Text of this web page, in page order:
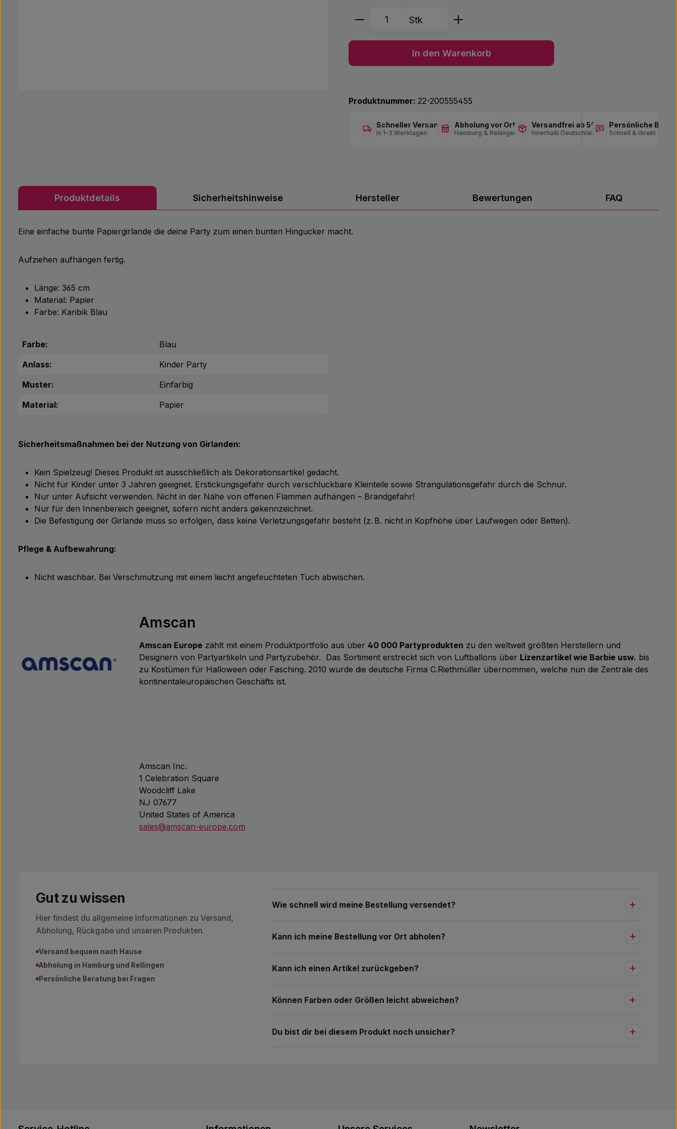
Produkt Anzahl: Gib den gewünschten Wert ein oder
Stk
In den Warenkorb
Produktnummer: 22-200555455
Schneller Versand
In 1–3 Werktagen
Abholung vor Ort
Hamburg & Rellingen
Versandfrei ab 50 €
Innerhalb Deutschlands
Persönliche
Schnell & direkt
Produktdetails Sicherheitshinweise Hersteller Bewertungen FAQ
Eine einfache bunte Papiergirlande die deine Party zum einen bunten Hingucker macht.
Aufziehen aufhängen fertig.
Länge: 365 cm
Material: Papier
Farbe: Karibik Blau
Farbe:
Blau
Anlass:
Kinder Party
Muster:
Einfarbig
Material:
Papier
Sicherheitsmaßnahmen bei der Nutzung von Girlanden:
Kein Spielzeug! Dieses Produkt ist ausschließlich als Dekorationsartikel gedacht.
Nicht für Kinder unter 3 Jahren geeignet. Erstickungsgefahr durch verschluckbare Kleinteile sowie Strangulationsgefahr durch die Schnur.
Nur unter Aufsicht verwenden. Nicht in der Nähe von offenen Flammen aufhängen – Brandgefahr!
Nur für den Innenbereich geeignet, sofern nicht anders gekennzeichnet.
Die Befestigung der Girlande muss so erfolgen, dass keine Verletzungsgefahr besteht (z. B. nicht in Kopfhöhe über Laufwegen oder Betten).
Pflege & Aufbewahrung:
Nicht waschbar. Bei Verschmutzung mit einem leicht angefeuchteten Tuch abwischen.
Amscan
Amscan Europe zählt mit einem Produktportfolio aus über 40 000 Partyprodukten zu den weltweit größten Herstellern und
Designern von Partyartikeln und Partyzubehör. Das Sortiment erstreckt sich von Luftballons über Lizenzartikel wie Barbie usw. bis
zu Kostümen für Halloween oder Fasching. 2010 wurde die deutsche Firma C.Riethmüller übernommen, welche nun die Zentrale des
kontinentaleuropäischen Geschäfts ist.
Amscan Inc.
1 Celebration Square
Woodcliff Lake
NJ 07677
United States of America
sales@amscan-europe.com
Gut zu wissen
Hier findest du allgemeine Informationen zu Versand,
Abholung, Rückgabe und unseren Produkten.
Versand bequem nach Hause
Abholung in Hamburg und Rellingen
Persönliche Beratung bei Fragen
Wie schnell wird meine Bestellung versendet?
Kann ich meine Bestellung vor Ort abholen?
Kann ich einen Artikel zurückgeben?
Können Farben oder Größen leicht abweichen?
Du bist dir bei diesem Produkt noch unsicher?